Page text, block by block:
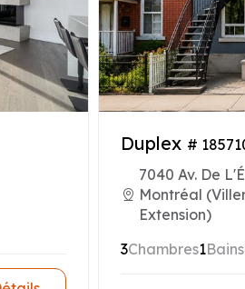
Duplex #
7040 Av. De
Montréal
Extension)
3Chambres1Bains